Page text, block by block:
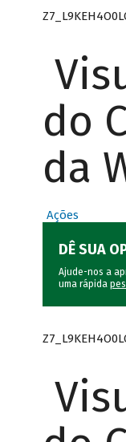
do
da
Ações
DÊ SUA
Ajude-nos a
uma rápida